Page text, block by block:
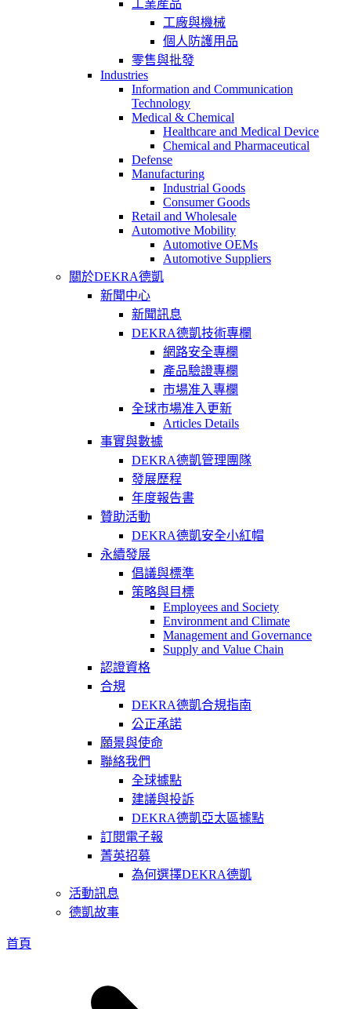
工業産品
工廠與機械
個人防護用品
零售與批發
Industries
Information and Communication
Technology
Medical & Chemical
Healthcare and Medical Device
Chemical and Pharmaceutical
Defense
Manufacturing
Industrial Goods
Consumer Goods
Retail and Wholesale
Automotive Mobility
Automotive OEMs
Automotive Suppliers
關於DEKRA德凱
新聞中心
新聞訊息
DEKRA德凱技術專欄
網路安全專欄
產品驗證專欄
市場准入專欄
全球市場准入更新
Articles Details
事實與數據
DEKRA德凱管理團隊
發展歷程
年度報告書
贊助活動
DEKRA德凱安全小紅帽
永續發展
倡議與標準
策略與目標
Employees and Society
Environment and Climate
Management and Governance
Supply and Value Chain
認證資格
合規
DEKRA德凱合規指南
公正承諾
願景與使命
聯絡我們
全球據點
建議與投訴
DEKRA德凱亞太區據點
訂閱電子報
菁英招募
為何選擇DEKRA德凱
活動訊息
德凱故事
首頁